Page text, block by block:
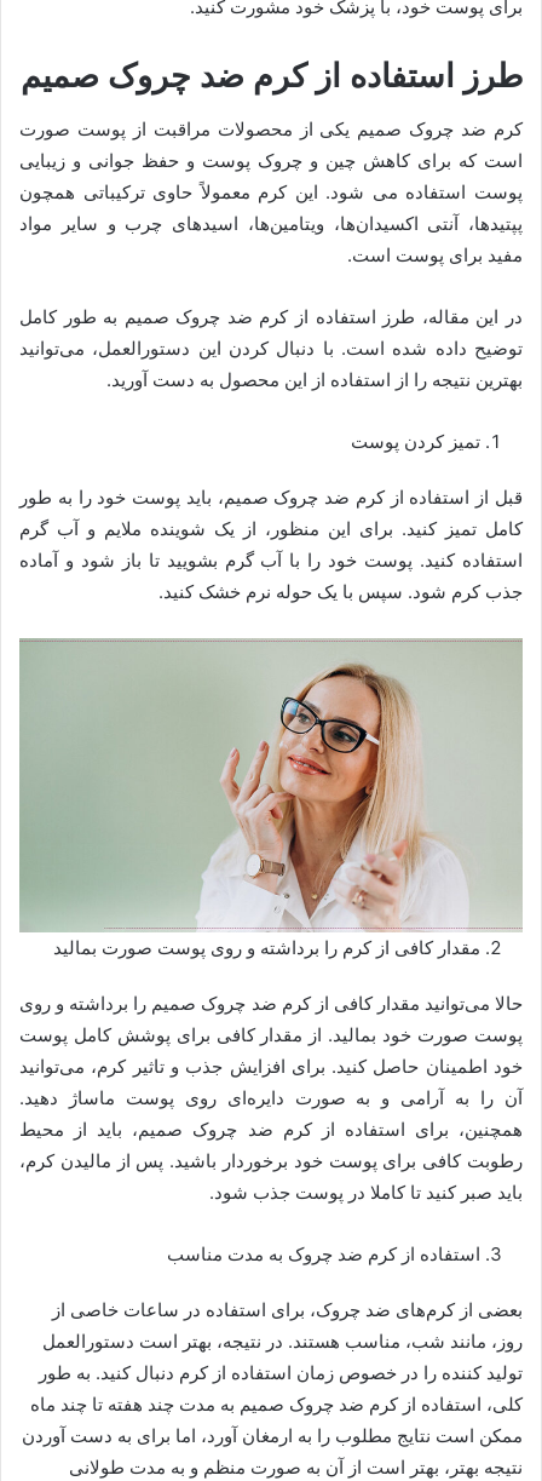
برای پوست خود، با پزشک خود مشورت کنید.
طرز استفاده از کرم ضد چروک صمیم
کرم ضد چروک صمیم یکی از محصولات مراقبت از پوست صورت
است که برای کاهش چین و چروک پوست و حفظ جوانی و زیبایی
پوست استفاده می شود. این کرم معمولاً حاوی ترکیباتی همچون
پپتیدها، آنتی اکسیدان‌ها، ویتامین‌ها، اسیدهای چرب و سایر مواد
مفید برای پوست است.
در این مقاله، طرز استفاده از کرم ضد چروک صمیم به طور کامل
توضیح داده شده است. با دنبال کردن این دستورالعمل، می‌توانید
بهترین نتیجه را از استفاده از این محصول به دست آورید.
تمیز کردن پوست
قبل از استفاده از کرم ضد چروک صمیم، باید پوست خود را به طور
کامل تمیز کنید. برای این منظور، از یک شوینده ملایم و آب گرم
استفاده کنید. پوست خود را با آب گرم بشویید تا باز شود و آماده
جذب کرم شود. سپس با یک حوله نرم خشک کنید.
مقدار کافی از کرم را برداشته و روی پوست صورت بمالید
حالا می‌توانید مقدار کافی از کرم ضد چروک صمیم را برداشته و روی
پوست صورت خود بمالید. از مقدار کافی برای پوشش کامل پوست
خود اطمینان حاصل کنید. برای افزایش جذب و تاثیر کرم، می‌توانید
آن را به آرامی و به صورت دایره‌ای روی پوست ماساژ دهید.
همچنین، برای استفاده از کرم ضد چروک صمیم، باید از محیط
رطوبت کافی برای پوست خود برخوردار باشید. پس از مالیدن کرم،
باید صبر کنید تا کاملا در پوست جذب شود.
استفاده از کرم ضد چروک به مدت مناسب
بعضی از کرم‌های ضد چروک، برای استفاده در ساعات خاصی از
روز، مانند شب، مناسب هستند. در نتیجه، بهتر است دستورالعمل
تولید کننده را در خصوص زمان استفاده از کرم دنبال کنید. به طور
کلی، استفاده از کرم ضد چروک صمیم به مدت چند هفته تا چند ماه
ممکن است نتایج مطلوب را به ارمغان آورد، اما برای به دست آوردن
نتیجه بهتر، بهتر است از آن به صورت منظم و به مدت طولانی